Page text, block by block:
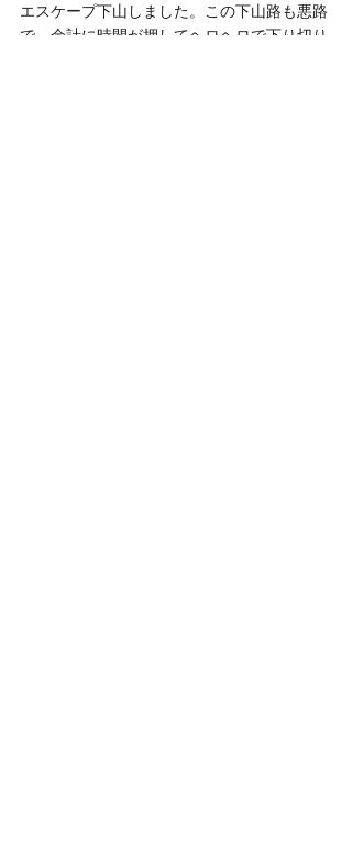
エスケープ下山しました。この下山路も悪路
で、余計に時間が押してヘロヘロで下り切り